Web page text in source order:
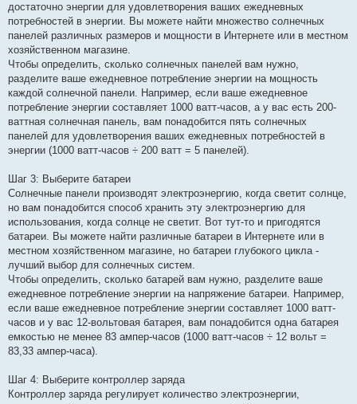
достаточно энергии для удовлетворения ваших ежедневных
потребностей в энергии. Вы можете найти множество солнечных
панелей различных размеров и мощности в Интернете или в местном
хозяйственном магазине.
Чтобы определить, сколько солнечных панелей вам нужно,
разделите ваше ежедневное потребление энергии на мощность
каждой солнечной панели. Например, если ваше ежедневное
потребление энергии составляет 1000 ватт-часов, а у вас есть 200-
ваттная солнечная панель, вам понадобится пять солнечных
панелей для удовлетворения ваших ежедневных потребностей в
энергии (1000 ватт-часов ÷ 200 ватт = 5 панелей).
Шаг 3: Выберите батареи
Солнечные панели производят электроэнергию, когда светит солнце,
но вам понадобится способ хранить эту электроэнергию для
использования, когда солнце не светит. Вот тут-то и пригодятся
батареи. Вы можете найти различные батареи в Интернете или в
местном хозяйственном магазине, но батареи глубокого цикла -
лучший выбор для солнечных систем.
Чтобы определить, сколько батарей вам нужно, разделите ваше
ежедневное потребление энергии на напряжение батареи. Например,
если ваше ежедневное потребление энергии составляет 1000 ватт-
часов и у вас 12-вольтовая батарея, вам понадобится одна батарея
емкостью не менее 83 ампер-часов (1000 ватт-часов ÷ 12 вольт =
83,33 ампер-часа).
Шаг 4: Выберите контроллер заряда
Контроллер заряда регулирует количество электроэнергии,